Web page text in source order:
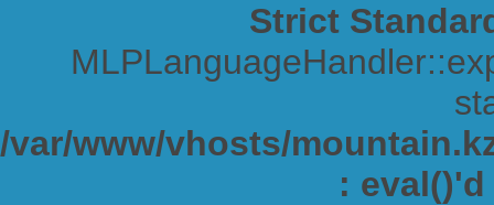
Strict
/var/www/vhosts/
: